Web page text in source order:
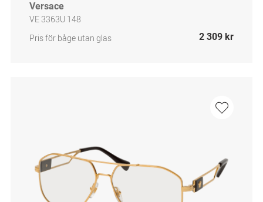
Versace
VE 3363U 148
Pris för båge utan glas
2 309 kr